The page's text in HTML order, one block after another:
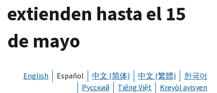
extienden hasta el 15
de mayo
English Español 中文 (简体) 中文 (繁體)
한국어
Русский
Tiếng Việt Kreyòl ayisyen